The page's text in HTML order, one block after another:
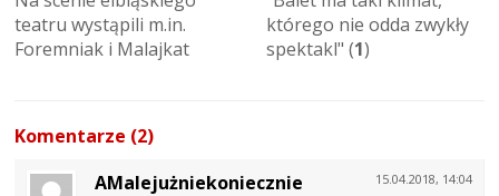
teatru wystąpili m.in.
Foremniak i Malajkat
którego nie odda zwykły
spektakl" (1)
Komentarze (2)
15.04.2018, 14:04
AMalejużniekoniecznie